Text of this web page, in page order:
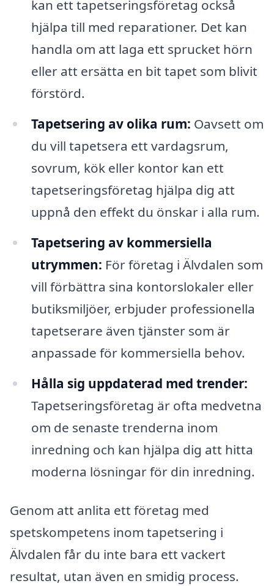
kan ett tapetseringsföretag också
hjälpa till med reparationer. Det kan
handla om att laga ett sprucket hörn
eller att ersätta en bit tapet som blivit
förstörd.
Tapetsering av olika rum: Oavsett om
du vill tapetsera ett vardagsrum,
sovrum, kök eller kontor kan ett
tapetseringsföretag hjälpa dig att
uppnå den effekt du önskar i alla rum.
Tapetsering av kommersiella
utrymmen: För företag i Älvdalen som
vill förbättra sina kontorslokaler eller
butiksmiljöer, erbjuder professionella
tapetserare även tjänster som är
anpassade för kommersiella behov.
Hålla sig uppdaterad med trender:
Tapetseringsföretag är ofta medvetna
om de senaste trenderna inom
inredning och kan hjälpa dig att hitta
moderna lösningar för din inredning.
Genom att anlita ett företag med
spetskompetens inom tapetsering i
Älvdalen får du inte bara ett vackert
resultat, utan även en smidig process.